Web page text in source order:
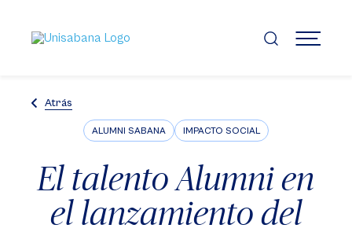
contenido
principal
MENÚ
Atrás
ALUMNI SABANA IMPACTO SOCIAL
El talento Alumni en
el lanzamiento del